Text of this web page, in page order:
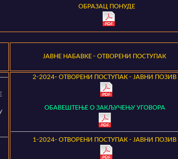
ОБРАЗАЦ ПОНУДЕ
ЈАВНЕ НАБАВКЕ - ОТВОРЕНИ ПОСТУПАК
2-2024- OТВОРЕНИ ПОСТУПАК - ЈАВНИ ПОЗИВ
ОБАВЕШТЕЊЕ О ЗАКЉУЧЕЊУ УГОВОРА
1-2024- OТВОРЕНИ ПОСТУПАК - ЈАВНИ ПОЗИВ